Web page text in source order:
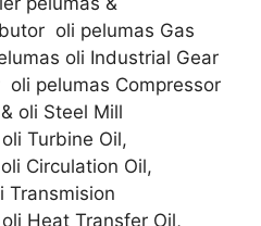
oli pelumas Gas
oli Industrial Gear
oli pelumas Compressor
oli Steel Mill
Turbine Oil,
Circulation Oil,
Transmision
Heat Transfer Oil,